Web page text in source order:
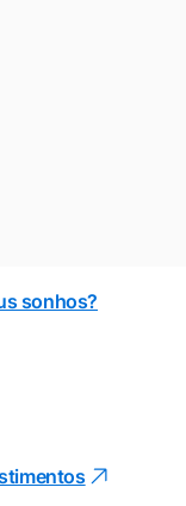
sonhos?